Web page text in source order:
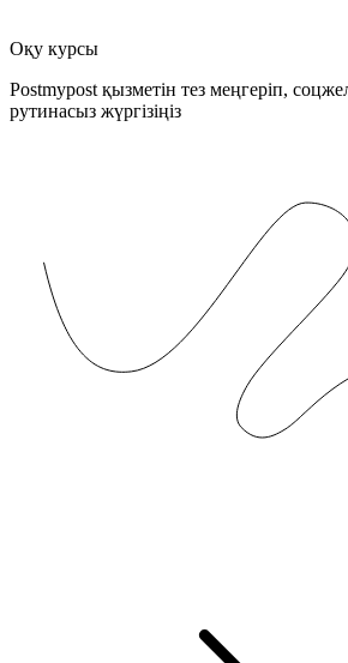
Оқу курсы
Postmypost қызметін тез меңгеріп,
рутинасыз жүргізіңіз